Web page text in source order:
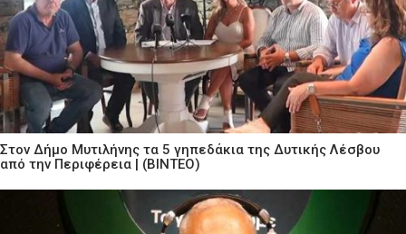
Στον Δήμο Μυτιλήνης τα 5 γηπεδάκια της Δυτικής Λέσβου
από την Περιφέρεια | (ΒΙΝΤΕΟ)